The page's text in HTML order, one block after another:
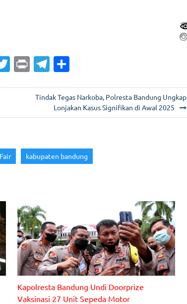
T
w
itt
er
Pr
in
t
T
el
e
gr
m
ar
e
Tindak Tegas Narkoba, Polresta Bandung Ungkap
Lonjakan Kasus Signifikan di Awal 2025
kabupaten bandung
Kapolresta Bandung Undi Doorprize
Vaksinasi 27 Unit Sepeda Motor